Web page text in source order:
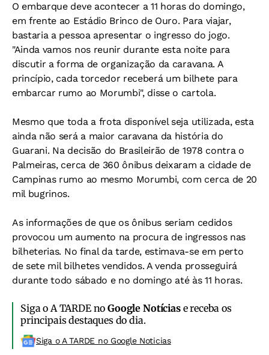
O embarque deve acontecer a 11 horas do domingo,
em frente ao Estádio Brinco de Ouro. Para viajar,
bastaria a pessoa apresentar o ingresso do jogo.
"Ainda vamos nos reunir durante esta noite para
discutir a forma de organização da caravana. A
princípio, cada torcedor receberá um bilhete para
embarcar rumo ao Morumbi", disse o cartola.
Mesmo que toda a frota disponível seja utilizada, esta
ainda não será a maior caravana da história do
Guarani. Na decisão do Brasileirão de 1978 contra o
Palmeiras, cerca de 360 ônibus deixaram a cidade de
Campinas rumo ao mesmo Morumbi, com cerca de 20
mil bugrinos.
As informações de que os ônibus seriam cedidos
provocou um aumento na procura de ingressos nas
bilheterias. No final da tarde, estimava-se em perto
de sete mil bilhetes vendidos. A venda prosseguirá
durante todo sábado e no domingo até às 11 horas.
Siga o A TARDE noGoogle Notíciase receba os
principais destaques do dia.
Siga o A TARDE no Google Noticias